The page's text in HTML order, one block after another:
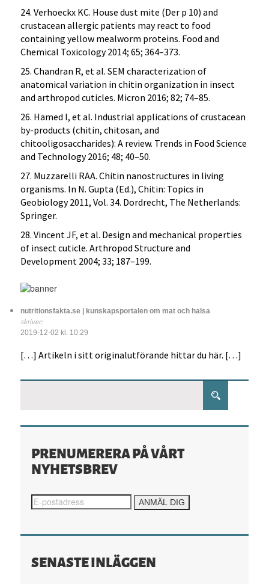
24. Verhoeckx KC. House dust mite (Der p 10) and
crustacean allergic patients may react to food
containing yellow mealworm proteins. Food and
Chemical Toxicology 2014; 65; 364–373.
25. Chandran R, et al. SEM characterization of
anatomical variation in chitin organization in insect
and arthropod cuticles. Micron 2016; 82; 74–85.
26. Hamed I, et al. Industrial applications of crustacean
by-products (chitin, chitosan, and
chitooligosaccharides): A review. Trends in Food Science
and Technology 2016; 48; 40–50.
27. Muzzarelli RAA. Chitin nanostructures in living
organisms. In N. Gupta (Ed.), Chitin: Topics in
Geobiology 2011, Vol. 34. Dordrecht, The Netherlands:
Springer.
28. Vincent JF, et al. Design and mechanical properties
of insect cuticle. Arthropod Structure and
Development 2004; 33; 187–199.
nutritionsfakta.se | kunskapsportalen om mat och halsa
skriver:
2019-12-02 kl. 10:29
[…] Artikeln i sitt originalutförande hittar du här. […]
PRENUMERERA PÅ VÅRT
NYHETSBREV
SENASTE INLÄGGEN